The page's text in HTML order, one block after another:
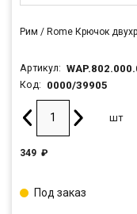
Рим / Rome Крючок
Артикул:
Код: 0000/39905
шт
349 ₽
Под заказ